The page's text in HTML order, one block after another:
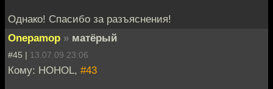
Однако! Спасибо за разъяснения!
Onepamop » матёрый
#45 | 13.07.09 23:06
Кому: HOHOL, #43